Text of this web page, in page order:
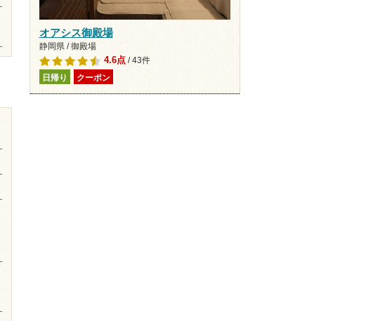
オアシス御殿場
静岡県 / 御殿場
4.6点/ 43件
日帰り クーポン